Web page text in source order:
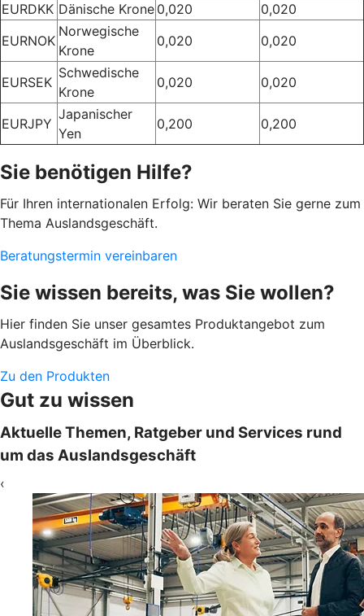
EURDKK Dänische Krone 0,020
0,020
EURNOK
Norwegische
Krone
0,020 0,020
EURSEK
Schwedische
Krone
0,020 0,020
EURJPY
Japanischer
Yen
0,200 0,200
Sie benötigen Hilfe?
Für Ihren internationalen Erfolg: Wir beraten Sie gerne zum
Thema Auslandsgeschäft.
Beratungstermin vereinbaren
Sie wissen bereits, was Sie wollen?
Hier finden Sie unser gesamtes Produktangebot zum
Auslandsgeschäft im Überblick.
Zu den Produkten
Gut zu wissen
Aktuelle Themen, Ratgeber und Services rund
um das Auslandsgeschäft
‹